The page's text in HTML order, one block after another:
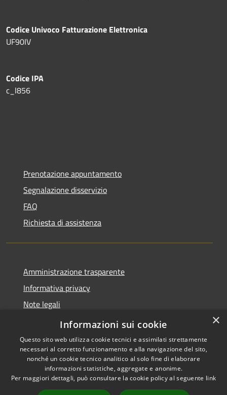
Codice Univoco Fatturazione Elettronica
UF90IV
Codice IPA
c_l856
Prenotazione appuntamento
Segnalazione disservizio
FAQ
Richiesta di assistenza
Amministrazione trasparente
Informativa privacy
Note legali
Dichiarazione di accessibilità
Accessibilità
Copyright © 2026 • Comune di
Vidor • Powered by
×
Informazioni sui cookie
Questo sito web utilizza cookie tecnici e assimilati strettamente
necessari al corretto funzionamento e alla navigazione del sito,
nonché un cookie tecnico analitico al solo fine di elaborare
informazioni statistiche, aggregate e anonime.
Per maggiori dettagli, può consultare la cookie policy al seguente link